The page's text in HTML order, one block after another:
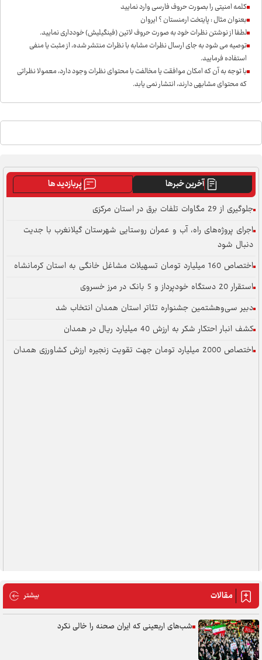
کلمه امنیتی را بصورت حروف فارسی وارد نمایید
بعنوان مثال : پایتخت ارمنستان ؟ ایروان
لطفا از نوشتن نظرات خود به صورت حروف لاتین (فینگیلیش) خودداری نمايید.
توصیه می شود به جای ارسال نظرات مشابه با نظرات منتشر شده، از مثبت یا منفی
استفاده فرمایید.
با توجه به آن که امکان موافقت یا مخالفت با محتوای نظرات وجود دارد، معمولا نظراتی
که محتوای مشابهی دارند، انتشار نمی یابد.
آخرین خبرها
پربازدید ها
جلوگیری از 29 مگاوات تلفات برق در استان مرکزی
اجرای پروژه‌های راه، آب و عمران روستایی شهرستان گیلانغرب با جدیت
دنبال شود
اختصاص 160 میلیارد تومان تسهیلات مشاغل خانگی به استان کرمانشاه
استقرار 20 دستگاه خودپرداز و 5 بانک در مرز خسروی
دبیر سی‌وهشتمین جشنواره تئاتر استان همدان انتخاب شد
کشف انبار احتکار شکر به ارزش 40 میلیارد ریال در همدان
اختصاص 2000 میلیارد تومان جهت تقویت زنجیره ارزش کشاورزی همدان
مقالات بیشتر مقالات
شب‌های اربعینی که ایران صحنه را خالی نکرد